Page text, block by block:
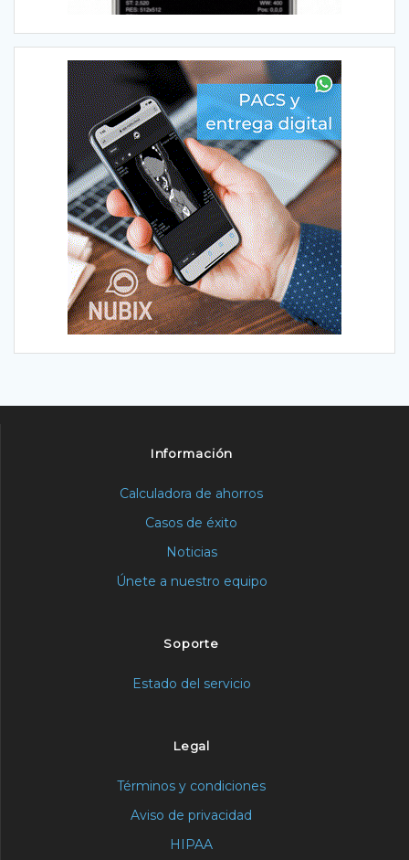
Información
Calculadora de ahorros
Casos de éxito
Noticias
Únete a nuestro equipo
Soporte
Estado del servicio
Legal
Términos y condiciones
Aviso de privacidad
HIPAA